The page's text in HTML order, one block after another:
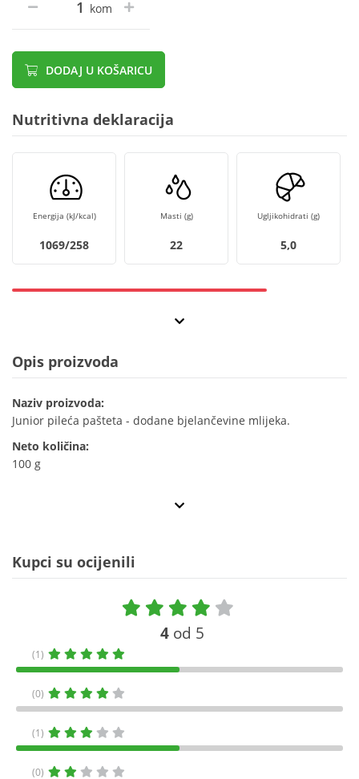
kom
DODAJ U KOŠARICU
Nutritivna deklaracija
Energija (kJ/kcal)
1069/258
Masti (g)
22
Ugljikohidrati (g)
5,0
Opis proizvoda
Naziv proizvoda:
Junior pileća pašteta - dodane bjelančevine mlijeka.
Neto količina:
100 g
Kupci su ocijenili
4 od 5
(1)
(0)
(1)
(0)